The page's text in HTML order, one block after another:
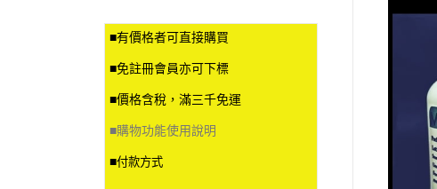
■有價格者可直接購買
■免註冊會員亦可下標
■價格含稅，滿三千免運
■購物功能使用說明
■付款方式